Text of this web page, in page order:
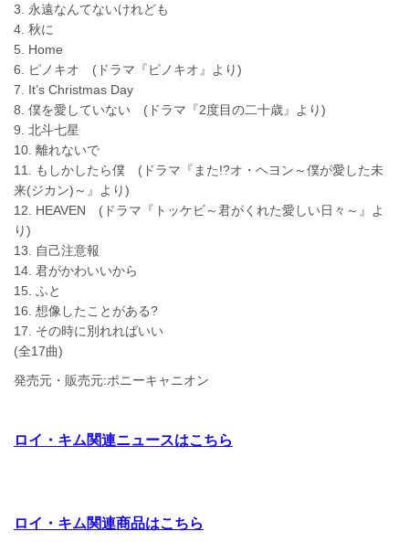
3. 永遠なんてないけれども
4. 秋に
5. Home
6. ピノキオ (ドラマ『ピノキオ』より)
7. It’s Christmas Day
8. 僕を愛していない (ドラマ『2度目の二十歳』より)
9. 北斗七星
10. 離れないで
11. もしかしたら僕 (ドラマ『また!?オ・ヘヨン～僕が愛した未
来(ジカン)～』より)
12. HEAVEN (ドラマ『トッケビ～君がくれた愛しい日々～』よ
り)
13. 自己注意報
14. 君がかわいいから
15. ふと
16. 想像したことがある?
17. その時に別れればいい
(全17曲)
発売元・販売元:ポニーキャニオン
ロイ・キム関連ニュースはこちら
ロイ・キム関連商品はこちら